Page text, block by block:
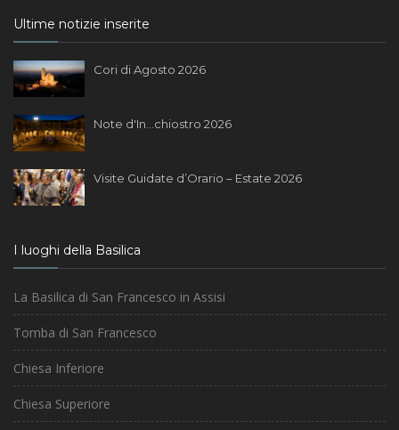
Ultime notizie inserite
Cori di Agosto 2026
Note d'In...chiostro 2026
Visite Guidate d’Orario – Estate 2026
I luoghi della Basilica
La Basilica di San Francesco in Assisi
Tomba di San Francesco
Chiesa Inferiore
Chiesa Superiore